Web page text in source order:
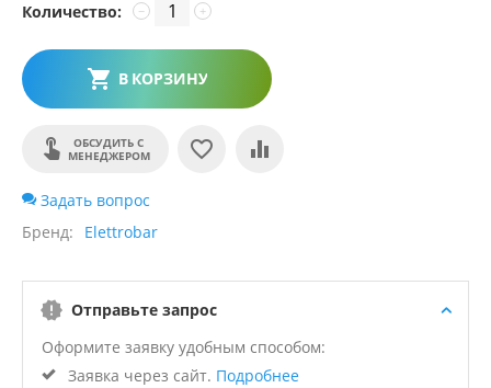
Количество: +
−
В КОРЗИНУ
ОБСУДИТЬ С
МЕНЕДЖЕРОМ
Задать вопрос
Бренд
Elettrobar
Отправьте запрос
Оформите заявку удобным способом:
Заявка через сайт. Подробнее